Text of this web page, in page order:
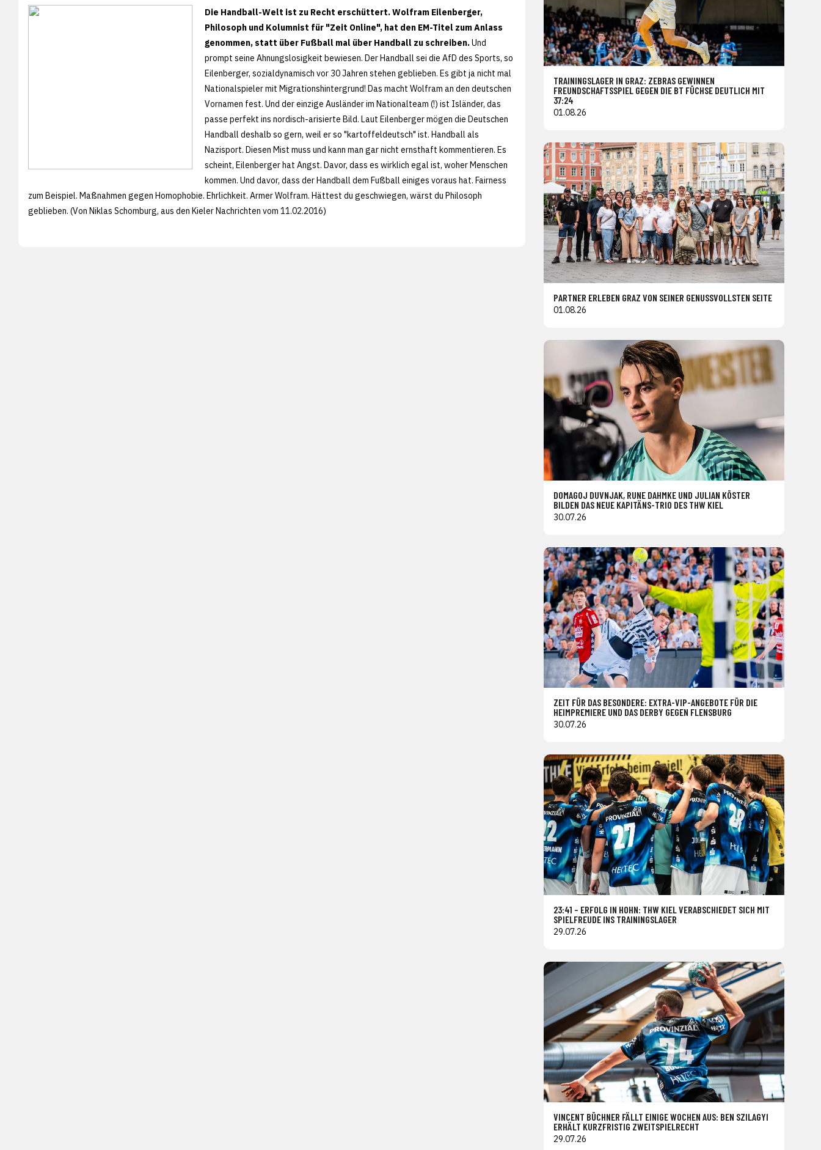
Die Handball-Welt ist zu Recht erschüttert. Wolfram Eilenberger,
Philosoph und Kolumnist für "Zeit Online", hat den EM-Titel zum Anlass
genommen, statt über Fußball mal über Handball zu schreiben.Und
prompt seine Ahnungslosigkeit bewiesen. Der Handball sei die AfD des Sports, so
Eilenberger, sozialdynamisch vor 30 Jahren stehen geblieben. Es gibt ja nicht mal
Nationalspieler mit Migrationshintergrund! Das macht Wolfram an den deutschen
Vornamen fest. Und der einzige Ausländer im Nationalteam (!) ist Isländer, das
passe perfekt ins nordisch-arisierte Bild. Laut Eilenberger mögen die Deutschen
Handball deshalb so gern, weil er so "kartoffeldeutsch" ist. Handball als
Nazisport. Diesen Mist muss und kann man gar nicht ernsthaft kommentieren. Es
scheint, Eilenberger hat Angst. Davor, dass es wirklich egal ist, woher Menschen
kommen. Und davor, dass der Handball dem Fußball einiges voraus hat. Fairness
zum Beispiel. Maßnahmen gegen Homophobie. Ehrlichkeit. Armer Wolfram. Hättest du geschwiegen, wärst du Philosoph
geblieben. (Von Niklas Schomburg, aus den Kieler Nachrichten vom 11.02.2016)
TRAININGSLAGER IN GRAZ: ZEBRAS GEWINNEN
FREUNDSCHAFTSSPIEL GEGEN DIE BT FÜCHSE DEUTLICH MIT
37:24
01.08.26
PARTNER ERLEBEN GRAZ VON SEINER GENUSSVOLLSTEN SEITE
01.08.26
DOMAGOJ DUVNJAK, RUNE DAHMKE UND JULIAN KÖSTER
BILDEN DAS NEUE KAPITÄNS-TRIO DES THW KIEL
30.07.26
ZEIT FÜR DAS BESONDERE: EXTRA-VIP-ANGEBOTE FÜR DIE
HEIMPREMIERE UND DAS DERBY GEGEN FLENSBURG
30.07.26
23:41 – ERFOLG IN HOHN: THW KIEL VERABSCHIEDET SICH MIT
SPIELFREUDE INS TRAININGSLAGER
29.07.26
VINCENT BÜCHNER FÄLLT EINIGE WOCHEN AUS: BEN SZILAGYI
ERHÄLT KURZFRISTIG ZWEITSPIELRECHT
29.07.26